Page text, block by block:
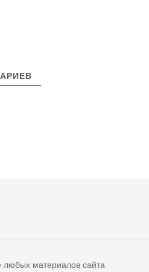
любых материалов сайта